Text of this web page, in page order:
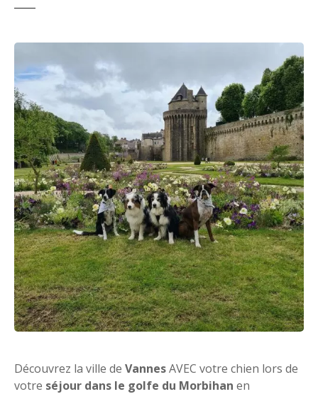
Découvrez la ville de VannesAVEC votre chien lors de
votre séjour dans le golfe du Morbihan en